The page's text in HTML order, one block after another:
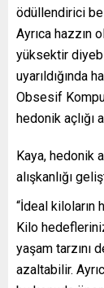
ödüllendirici
Ayrıca hazzın
yüksektir
uyarıldığında
Obsesif
hedonik açlığı
Kaya, hedonik
alışkanlığı
“İdeal kiloların
Kilo
yaşam
azaltabilir.